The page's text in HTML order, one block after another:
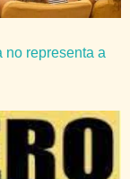
no representa a